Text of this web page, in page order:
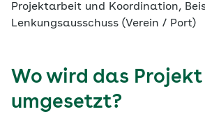
Projektarbeit und Koordination,
Lenkungsausschuss (Verein / Port)
Wo wird das
umgesetzt?